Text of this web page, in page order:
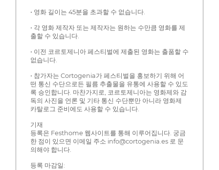
• 영화 길이는 45분을 초과할 수 없습니다.
• 각 영화 제작자 또는 제작자는 원하는 수만큼 영화를 제
출할 수 있습니다.
• 이전 코르토제니아 페스티벌에 제출된 영화는 출품할 수
없습니다.
• 참가자는 Cortogenia가 페스티벌을 홍보하기 위해 어
떤 통신 수단으로든 필름 추출물을 유통에 사용할 수 있도
록 승인합니다. 마찬가지로, 코르토제니아는 영화제와 감
독의 사진을 언론 및 기타 통신 수단뿐만 아니라 영화제
카탈로그 준비에도 사용할 수 있습니다.
기재
등록은 Festhome 웹사이트를 통해 이루어집니다. 궁금
한 점이 있으면 이메일 주소 info@cortogenia.es 로 문
의해야 합니다.
등록 마감일: